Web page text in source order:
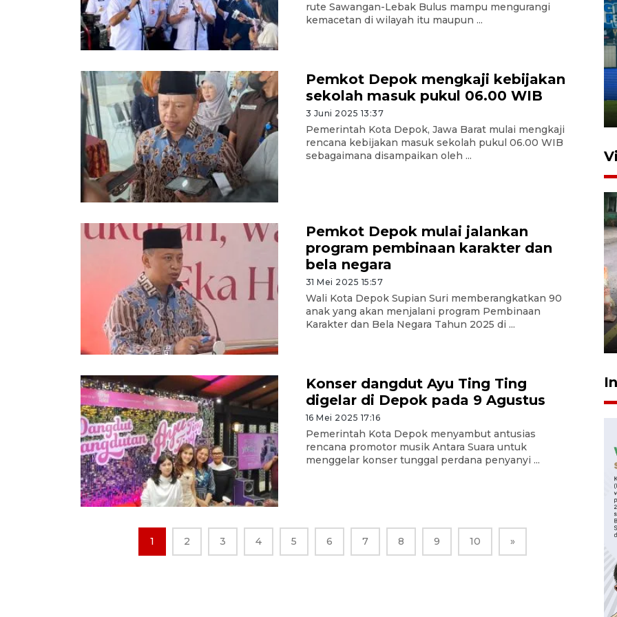
rute Sawangan-Lebak Bulus mampu mengurangi
kemacetan di wilayah itu maupun ...
Pemkot Depok mengkaji kebijakan
sekolah masuk pukul 06.00 WIB
3 Juni 2025 13:37
Pemerintah Kota Depok, Jawa Barat mulai mengkaji
rencana kebijakan masuk sekolah pukul 06.00 WIB
sebagaimana disampaikan oleh ...
Pemkot Depok mulai jalankan
program pembinaan karakter dan
bela negara
31 Mei 2025 15:57
Wali Kota Depok Supian Suri memberangkatkan 90
anak yang akan menjalani program Pembinaan
Karakter dan Bela Negara Tahun 2025 di ...
Konser dangdut Ayu Ting Ting
digelar di Depok pada 9 Agustus
16 Mei 2025 17:16
Pemerintah Kota Depok menyambut antusias
rencana promotor musik Antara Suara untuk
menggelar konser tunggal perdana penyanyi ...
1 2 3 4 5 6 7 8 9 10 »
dan manajerial SPPI di
Balikpapan
31 Juli 2026 18:01
Pigai: Penangkapan begal
tetap kewenangan aparat
penegak hukum